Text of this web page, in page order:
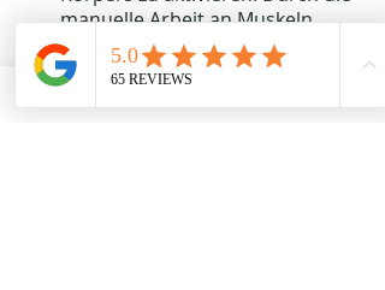
manuelle Arbeit an Muskeln,
Gelenken und Bindegewebe wird
die Beweglichkeit verbessert und